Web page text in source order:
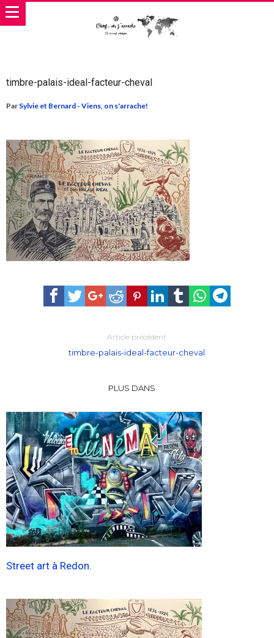
timbre-palais-ideal-facteur-cheval
Par Sylvie et Bernard - Viens, on s'arrache!
Article précédent
timbre-palais-ideal-facteur-cheval
PLUS DANS
Street art à Redon.